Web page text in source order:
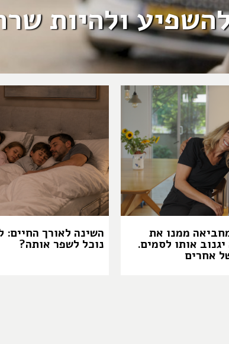
ולהיות
ממנו את
אותו לסמים.
אחרים
השינה לאורך
נוכל לשפר אותה?